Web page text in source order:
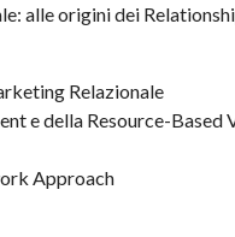
alle origini dei
Relazionale
e della Resource-Based
Approach